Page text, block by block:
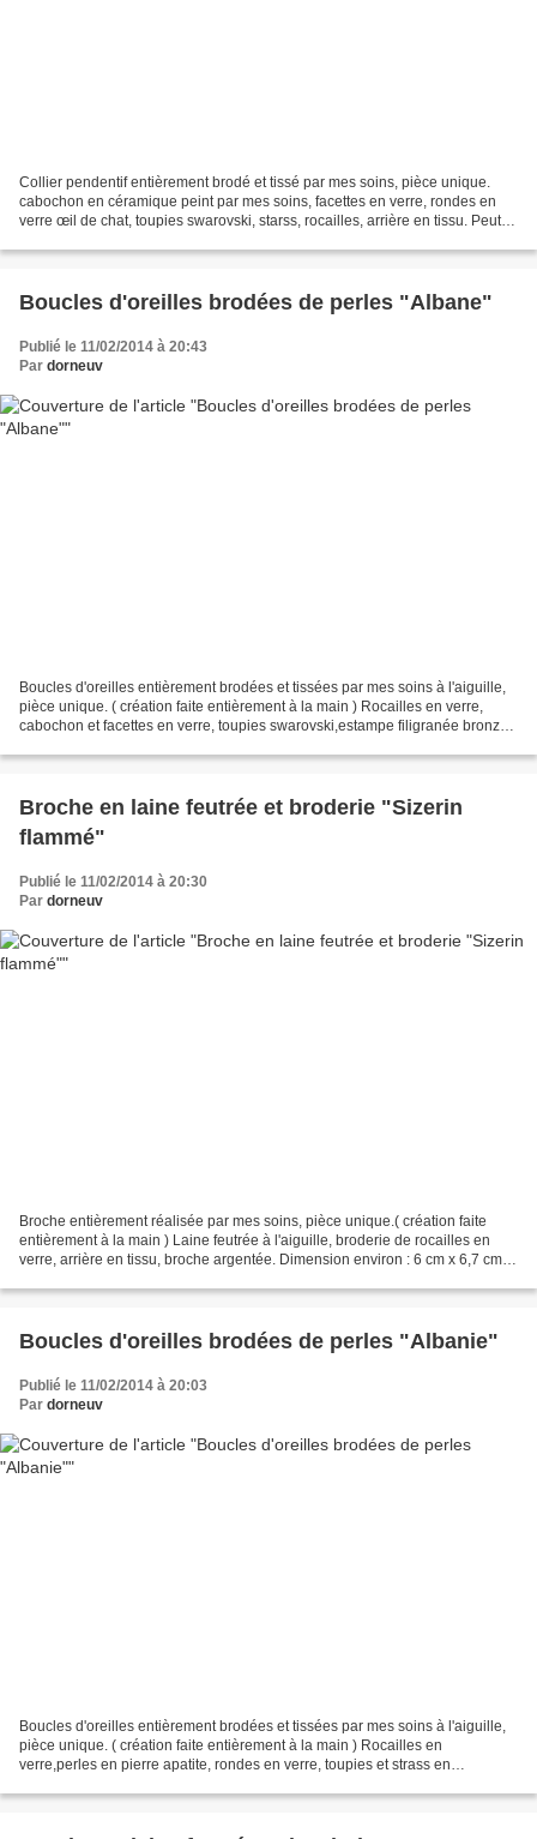
Collier pendentif entièrement brodé et tissé par mes soins, pièce unique.
cabochon en céramique peint par mes soins, facettes en verre, rondes en
verre œil de chat, toupies swarovski, starss, rocailles, arrière en tissu. Peut
Boucles d'oreilles brodées de perles "Albane"
Publié le 11/02/2014 à 20:43
Par dorneuv
Boucles d'oreilles entièrement brodées et tissées par mes soins à l'aiguille,
pièce unique. ( création faite entièrement à la main ) Rocailles en verre,
cabochon et facettes en verre, toupies swarovski,estampe filigranée bronze,
Broche en laine feutrée et broderie "Sizerin
flammé"
Publié le 11/02/2014 à 20:30
Par dorneuv
Broche entièrement réalisée par mes soins, pièce unique.( création faite
entièrement à la main ) Laine feutrée à l'aiguille, broderie de rocailles en
verre, arrière en tissu, broche argentée. Dimension environ : 6 cm x 6,7 cm
Boucles d'oreilles brodées de perles "Albanie"
Publié le 11/02/2014 à 20:03
Par dorneuv
Boucles d'oreilles entièrement brodées et tissées par mes soins à l'aiguille,
pièce unique. ( création faite entièrement à la main ) Rocailles en
verre,perles en pierre apatite, rondes en verre, toupies et strass en